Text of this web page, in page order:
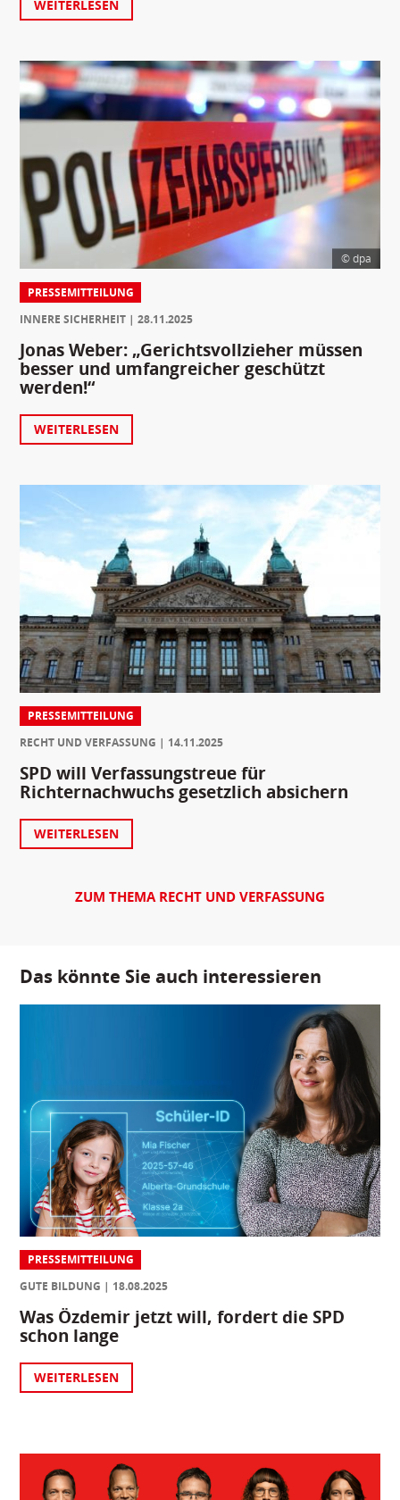
WEITERLESEN
© dpa
PRESSEMITTEILUNG
INNERE SICHERHEIT
28.11.2025
Jonas Weber: „Gerichtsvollzieher müssen
besser und umfangreicher geschützt
werden!“
WEITERLESEN
PRESSEMITTEILUNG
RECHT UND VERFASSUNG
14.11.2025
SPD will Verfassungstreue für
Richternachwuchs gesetzlich absichern
WEITERLESEN
ZUM THEMA RECHT UND VERFASSUNG
Das könnte Sie auch interessieren
PRESSEMITTEILUNG
GUTE BILDUNG
18.08.2025
Was Özdemir jetzt will, fordert die SPD
schon lange
WEITERLESEN